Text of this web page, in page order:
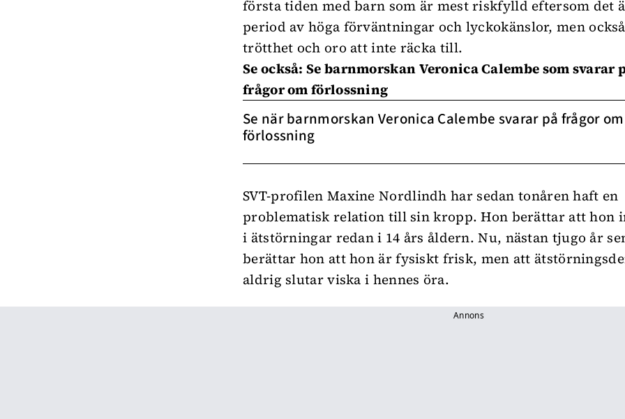
första tiden med barn som är mest riskfylld eftersom det
period av höga förväntningar och lyckokänslor, men
trötthet och oro att inte räcka till.
Se också: Se barnmorskan Veronica Calembe som svarar
frågor om förlossning
Se när barnmorskan Veronica Calembe svarar på frågor om
förlossning
SVT-profilen Maxine Nordlindh har sedan tonåren haft en
problematisk relation till sin kropp. Hon berättar att hon
i ätstörningar redan i 14 års åldern. Nu, nästan tjugo år
berättar hon att hon är fysiskt frisk, men att
aldrig slutar viska i hennes öra.
Annons